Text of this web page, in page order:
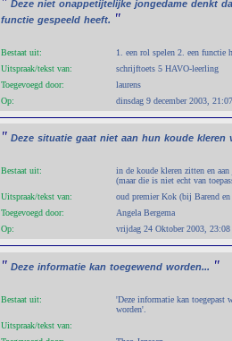
Deze niet onappetijtelijke jongedame denkt
functie gespeeld heeft. "
Bestaat uit:
1. een rol spelen 2. een functie
Uitspraak/tekst van:
schrijftoets 5 HAVO-leerling
Toegevoegd door:
laurens
Op:
dinsdag 9 december 2003, 21:07
" Deze situatie gaat niet aan hun koude kleren
Bestaat uit:
in de koude kleren zitten en
(maar die is niet echt van
Uitspraak/tekst van:
oud premier Kok (bij Barend en
Toegevoegd door:
Angela Bergema
Op:
vrijdag 24 Oktober 2003, 23:08
" Deze informatie kan toegewend worden... "
Bestaat uit:
'Deze informatie kan toegepast
worden'.
Uitspraak/tekst van: